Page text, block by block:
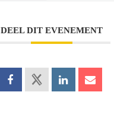
DEEL DIT EVENEMENT